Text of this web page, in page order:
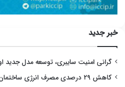
خبر جدید
گرانی امنیت سایبری، توسعه مدل جدید
کاهش ۲۹ درصدی مصرف انرژی ساختمان‌ها با یک طراحی هوشمند